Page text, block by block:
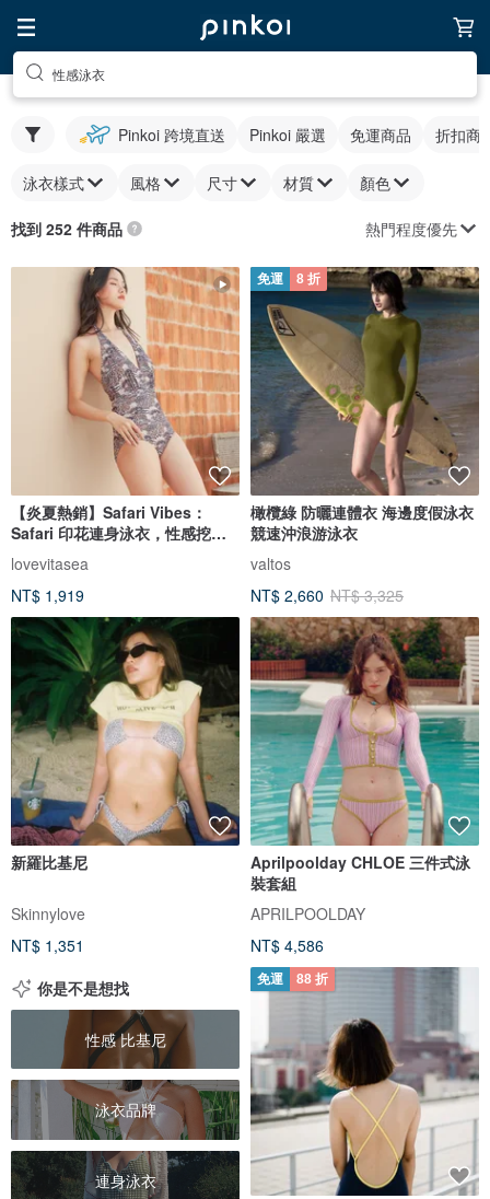
性感泳衣
Pinkoi 跨境直送 Pinkoi 嚴選 免運商品 折扣商
泳衣樣式 風格 尺寸 材質 顏色
找到 252 件商品 熱門程度優先
【炎夏熱銷】Safari Vibes：
Safari 印花連身泳衣，性感挖空
設計
lovevitasea
NT$ 1,919
免運 8 折
橄欖綠 防曬連體衣 海邊度假泳衣
競速沖浪游泳衣
valtos
NT$ 2,660 NT$ 3,325
新羅比基尼
Skinnylove
NT$ 1,351
Aprilpoolday CHLOE 三件式泳
裝套組
APRILPOOLDAY
NT$ 4,586
你是不是想找
性感 比基尼
泳衣品牌
連身泳衣
免運 88 折